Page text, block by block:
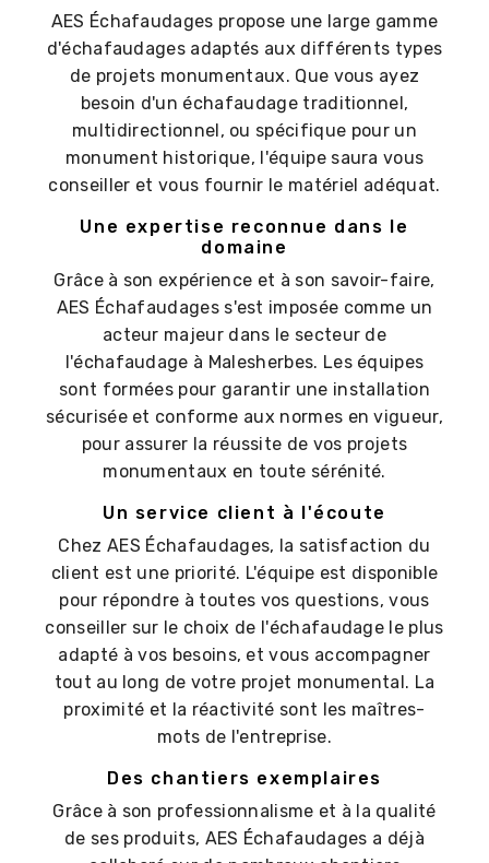
AES Échafaudages propose une large gamme
d'échafaudages adaptés aux différents types
de projets monumentaux. Que vous ayez
besoin d'un échafaudage traditionnel,
multidirectionnel, ou spécifique pour un
monument historique, l'équipe saura vous
conseiller et vous fournir le matériel adéquat.
Une expertise reconnue dans le
domaine
Grâce à son expérience et à son savoir-faire,
AES Échafaudages s'est imposée comme un
acteur majeur dans le secteur de
l'échafaudage à Malesherbes. Les équipes
sont formées pour garantir une installation
sécurisée et conforme aux normes en vigueur,
pour assurer la réussite de vos projets
monumentaux en toute sérénité.
Un service client à l'écoute
Chez AES Échafaudages, la satisfaction du
client est une priorité. L'équipe est disponible
pour répondre à toutes vos questions, vous
conseiller sur le choix de l'échafaudage le plus
adapté à vos besoins, et vous accompagner
tout au long de votre projet monumental. La
proximité et la réactivité sont les maîtres-
mots de l'entreprise.
Des chantiers exemplaires
Grâce à son professionnalisme et à la qualité
de ses produits, AES Échafaudages a déjà